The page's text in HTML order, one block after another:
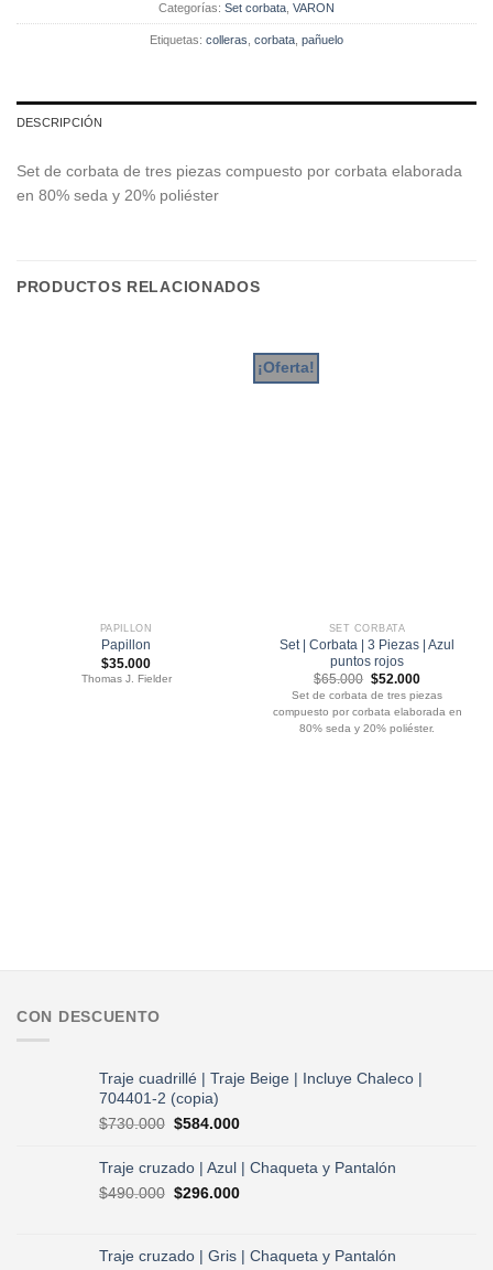
Categorías: Set corbata VARON
Etiquetas: colleras corbata pañuelo
DESCRIPCIÓN
Set de corbata de tres piezas compuesto por corbata elaborada
en 80% seda y 20% poliéster
PRODUCTOS RELACIONADOS
PAPILLON
Papillon
$35.000
Thomas J. Fielder
¡Oferta!
SET CORBATA
Set | Corbata | 3 Piezas | Azul
puntos rojos
$65.000 El
precio
original
era:
$65.000.
$52.000El
actual
es:
$52.000.
Set de corbata de tres piezas
compuesto por corbata elaborada en
80% seda y 20% poliéster.
CON DESCUENTO
Traje cuadrillé | Traje Beige | Incluye Chaleco |
704401-2 (copia)
$730.000 El
original
era:
$730.000.
$584.000El
actual
es:
Traje cruzado | Azul | Chaqueta y Pantalón
$490.000 El
era:
$296.000El
es:
Traje cruzado | Gris | Chaqueta y Pantalón